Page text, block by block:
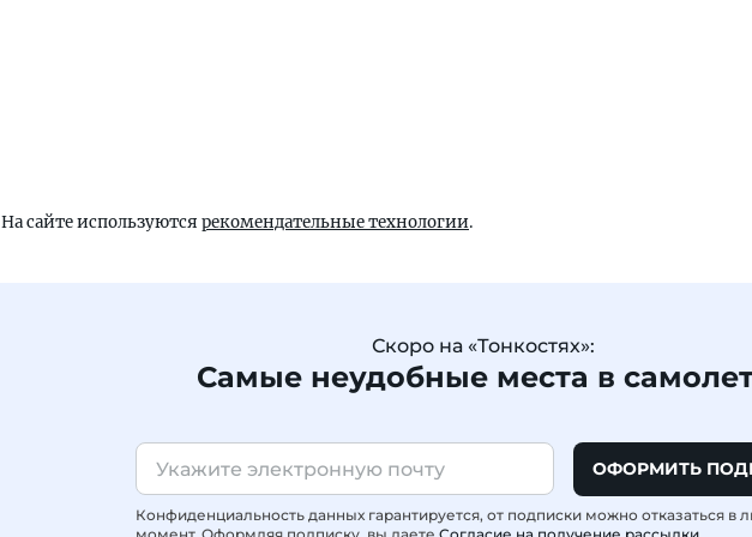
На сайте используются рекомендательные технологии.
Скоро на «Тонкостях»:
Самые неудобные места в
ОФОРМИТЬ
Конфиденциальность данных гарантируется, от подписки можно отказаться в